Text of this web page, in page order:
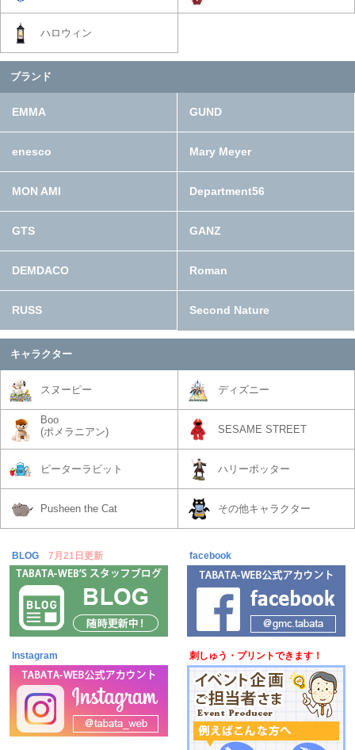
ハロウィン
ブランド
EMMA GUND
enesco Mary Meyer
MON AMI Department56
GTS GANZ
DEMDACO Roman
RUSS Second Nature
キャラクター
スヌーピー ディズニー
Boo
(ポメラニアン)
SESAME STREET
ピーターラビット ハリーポッター
Pusheen the Cat その他キャラクター
BLOG 7月21日更新 facebook
Instagram 刺しゅう・プリントできます！